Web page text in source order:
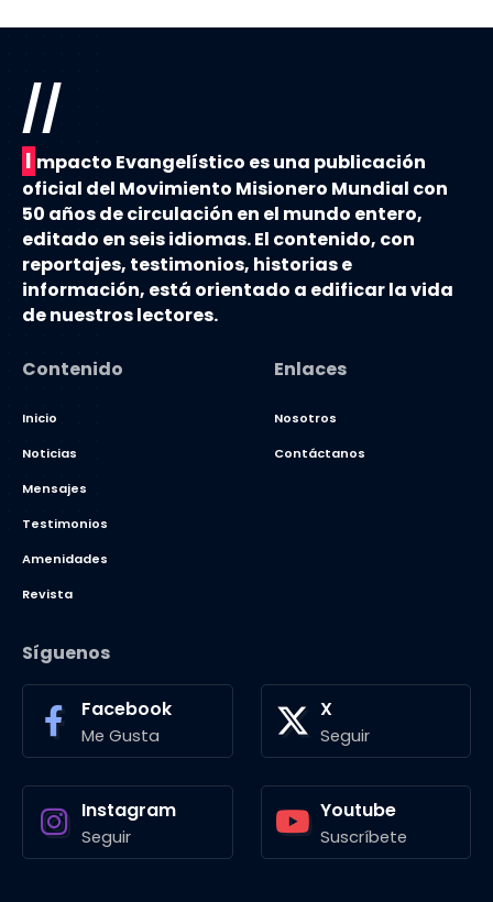
//
I mpacto Evangelístico es una publicación
oficial del Movimiento Misionero Mundial con
50 años de circulación en el mundo entero,
editado en seis idiomas. El contenido, con
reportajes, testimonios, historias e
información, está orientado a edificar la vida
de nuestros lectores.
Contenido
Inicio
Noticias
Mensajes
Testimonios
Amenidades
Revista
Enlaces
Nosotros
Contáctanos
Síguenos
Facebook
Me Gusta
X
Seguir
Instagram
Seguir
Youtube
Suscríbete